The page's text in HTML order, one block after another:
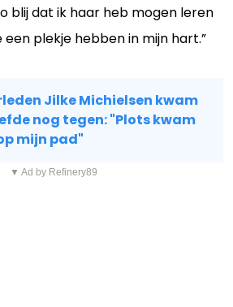
blij dat ik haar heb mogen leren
een plekje hebben in mijn hart.”
Jilke Michielsen kwam
nog tegen: "Plots kwam
mijn pad"
▼ Ad by Refinery89